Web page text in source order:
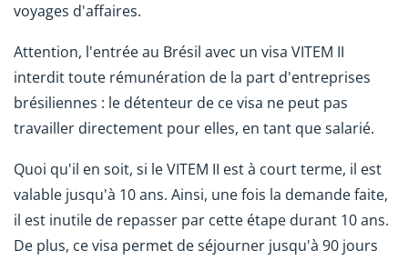
voyages d'affaires.
Attention, l'entrée au Brésil avec un visa VITEM II
interdit toute rémunération de la part d'entreprises
brésiliennes : le détenteur de ce visa ne peut pas
travailler directement pour elles, en tant que salarié.
Quoi qu'il en soit, si le VITEM II est à court terme, il est
valable jusqu'à 10 ans. Ainsi, une fois la demande faite,
il est inutile de repasser par cette étape durant 10 ans.
De plus, ce visa permet de séjourner jusqu'à 90 jours